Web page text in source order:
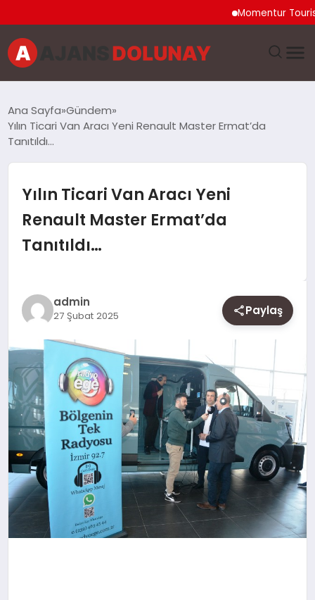
Momentur Tourism &
EĞITIM
GÜNCEL
SAĞLIK
SIYASET
SPOR
YAŞAM
Ana Sayfa Gündem
Yılın Ticari Van Aracı Yeni Renault Master Ermat’da
Tanıtıldı…
Yılın Ticari Van Aracı Yeni
Renault Master Ermat’da
Tanıtıldı…
admin
27 Şubat 2025 Paylaş